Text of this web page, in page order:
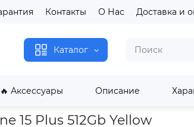
Контакты О Нас Доставка и
Каталог
🔥 Аксессуары Описание
15 Plus 512Gb Yellow
15 Plus 512Gb Yellow